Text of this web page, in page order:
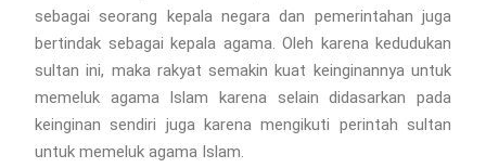
sebagai seorang kepala negara dan pemerintahan juga
bertindak sebagai kepala agama. Oleh karena kedudukan
sultan ini, maka rakyat semakin kuat keinginannya untuk
memeluk agama Islam karena selain didasarkan pada
keinginan sendiri juga karena mengikuti perintah sultan
untuk memeluk agama Islam.